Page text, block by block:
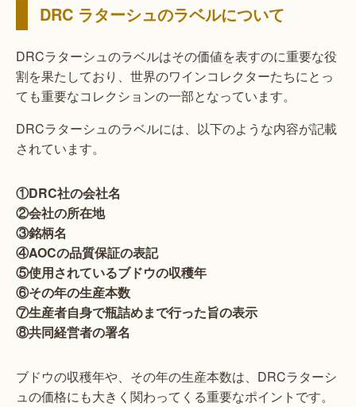
DRC ラターシュのラベルについて
DRCラターシュのラベルはその価値を表すのに重要な役
割を果たしており、世界のワインコレクターたちにとっ
ても重要なコレクションの一部となっています。
DRCラターシュのラベルには、以下のような内容が記載
されています。
①DRC社の会社名
②会社の所在地
③銘柄名
④AOCの品質保証の表記
⑤使用されているブドウの収穫年
⑥その年の生産本数
⑦生産者自身で瓶詰めまで行った旨の表示
⑧共同経営者の署名
ブドウの収穫年や、その年の生産本数は、DRCラターシ
ュの価格にも大きく関わってくる重要なポイントです。